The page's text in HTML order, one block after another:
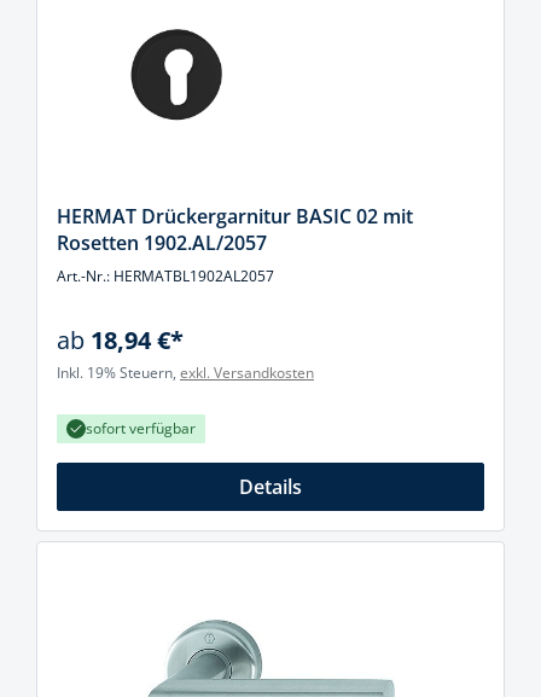
HERMAT Drückergarnitur BASIC 02 mit
Rosetten 1902.AL/2057
Art.-Nr.: HERMATBL1902AL2057
ab 18,94 €*
Inkl. 19% Steuern, exkl. Versandkosten
sofort verfügbar
Details